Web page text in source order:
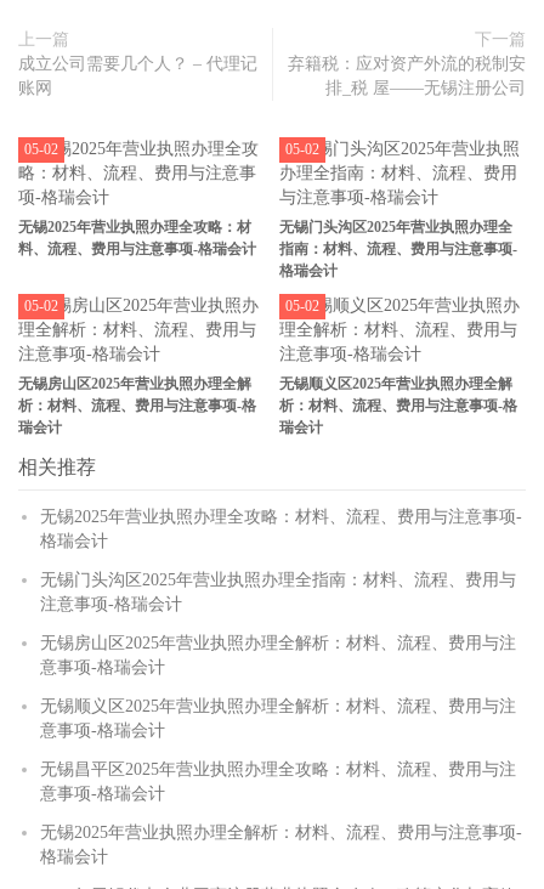
上一篇
成立公司需要几个人？ – 代理记
账网
下一篇
弃籍税：应对资产外流的税制安
排_税 屋——无锡注册公司
无锡2025年营业执照办理全攻略：材
料、流程、费用与注意事项-格瑞会计
05-02
无锡门头沟区2025年营业执照办理全
指南：材料、流程、费用与注意事项-
格瑞会计
05-02
无锡房山区2025年营业执照办理全解
析：材料、流程、费用与注意事项-格
瑞会计
05-02
无锡顺义区2025年营业执照办理全解
析：材料、流程、费用与注意事项-格
瑞会计
05-02
相关推荐
无锡2025年营业执照办理全攻略：材料、流程、费用与注意事项-
格瑞会计
无锡门头沟区2025年营业执照办理全指南：材料、流程、费用与
注意事项-格瑞会计
无锡房山区2025年营业执照办理全解析：材料、流程、费用与注
意事项-格瑞会计
无锡顺义区2025年营业执照办理全解析：材料、流程、费用与注
意事项-格瑞会计
无锡昌平区2025年营业执照办理全攻略：材料、流程、费用与注
意事项-格瑞会计
无锡2025年营业执照办理全解析：材料、流程、费用与注意事项-
格瑞会计